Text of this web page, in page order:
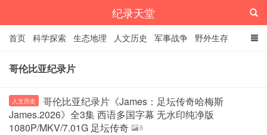
纪录天堂
首页 科学探索 生态地理 人文历史 军事战争 野外生存
经典纪录 4K纪录片
哥伦比亚纪录片
人文历史
哥伦比亚纪录片《James：足坛传奇哈梅斯
James.2026》全3集 西语多国字幕 无水印纯净版
1080P/MKV/7.01G 足坛传奇
8